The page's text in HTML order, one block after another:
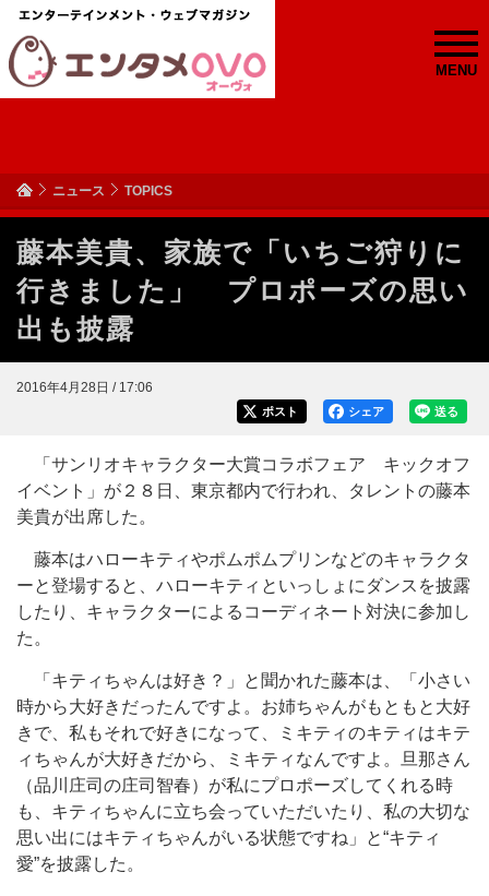
MENU
ニュース TOPICS
藤本美貴、家族で「いちご狩りに
行きました」 プロポーズの思い
出も披露
2016年4月28日 / 17:06
送る
シェア
ポスト
「サンリオキャラクター大賞コラボフェア キックオフ
イベント」が２８日、東京都内で行われ、タレントの藤本
美貴が出席した。
藤本はハローキティやポムポムプリンなどのキャラクタ
ーと登場すると、ハローキティといっしょにダンスを披露
したり、キャラクターによるコーディネート対決に参加し
た。
「キティちゃんは好き？」と聞かれた藤本は、「小さい
時から大好きだったんですよ。お姉ちゃんがもともと大好
きで、私もそれで好きになって、ミキティのキティはキテ
ィちゃんが大好きだから、ミキティなんですよ。旦那さん
（品川庄司の庄司智春）が私にプロポーズしてくれる時
も、キティちゃんに立ち会っていただいたり、私の大切な
思い出にはキティちゃんがいる状態ですね」と“キティ
愛”を披露した。